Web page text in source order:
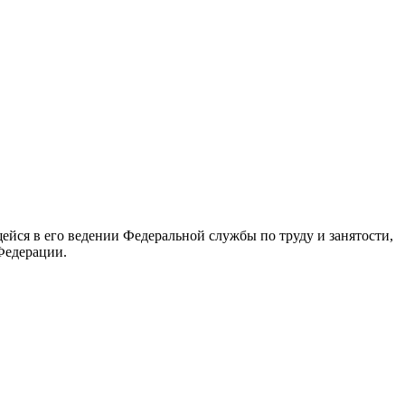
в его ведении Федеральной службы по труду и занятости,